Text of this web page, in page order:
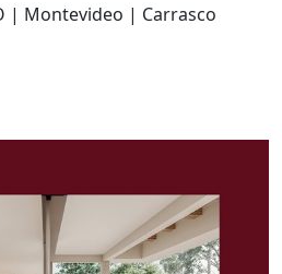
| Montevideo | Carrasco